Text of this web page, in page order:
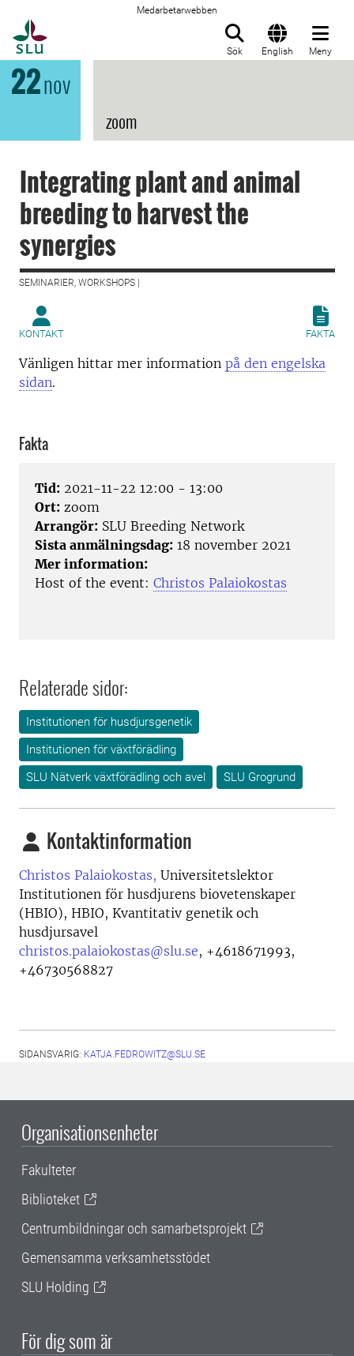
Medarbetarwebben
Sök English Meny
22nov
zoom
Integrating plant and animal
breeding to harvest the
synergies
SEMINARIER, WORKSHOPS |
KONTAKT FAKTA
Vänligen hittar mer information på den engelska
sidan.
Fakta
Tid: 2021-11-22 12:00 - 13:00
Ort: zoom
Arrangör: SLU Breeding Network
Sista anmälningsdag: 18 november 2021
Mer information:
Host of the event: Christos Palaiokostas
Relaterade sidor:
Institutionen för husdjursgenetik
Institutionen för växtförädling
SLU Nätverk växtförädling och avel
SLU Grogrund
Kontaktinformation
Christos Palaiokostas, Universitetslektor
Institutionen för husdjurens biovetenskaper
(HBIO), HBIO, Kvantitativ genetik och
husdjursavel
christos.palaiokostas@slu.se, +4618671993,
+46730568827
SIDANSVARIG: KATJA.FEDROWITZ@SLU.SE
Organisationsenheter
Fakulteter
Biblioteket
Centrumbildningar och samarbetsprojekt
Gemensamma verksamhetsstödet
SLU Holding
För dig som är